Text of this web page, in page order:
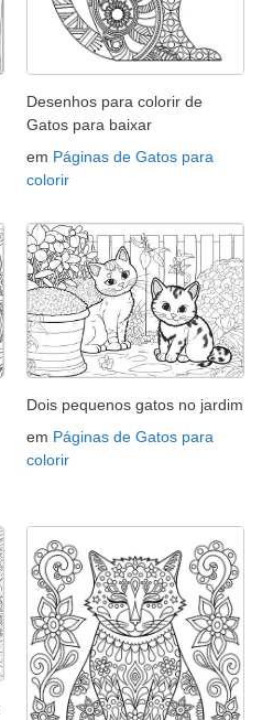
Desenhos para colorir de
Gatos para baixar
em Páginas de Gatos para
colorir
Dois pequenos gatos no jardim
em Páginas de Gatos para
colorir